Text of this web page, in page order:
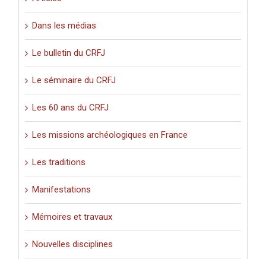
Dans les médias
Le bulletin du CRFJ
Le séminaire du CRFJ
Les 60 ans du CRFJ
Les missions archéologiques en France
Les traditions
Manifestations
Mémoires et travaux
Nouvelles disciplines